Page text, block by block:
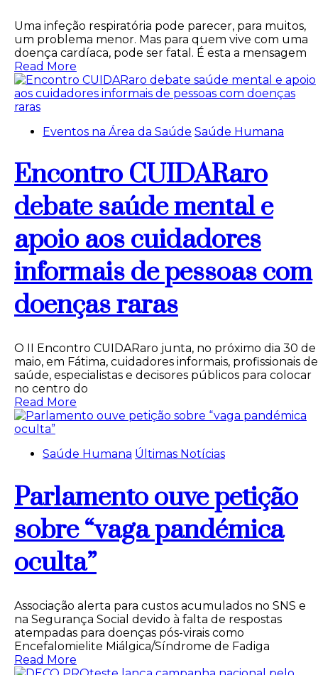
Uma infeção respiratória pode parecer, para muitos,
um problema menor. Mas para quem vive com uma
doença cardíaca, pode ser fatal. É esta a mensagem
Read More
Eventos na Área da Saúde Saúde Humana
Encontro CUIDARaro
debate saúde mental e
apoio aos cuidadores
informais de pessoas com
doenças raras
O II Encontro CUIDARaro junta, no próximo dia 30 de
maio, em Fátima, cuidadores informais, profissionais de
saúde, especialistas e decisores públicos para colocar
no centro do
Read More
Saúde Humana Últimas Notícias
Parlamento ouve petição
sobre “vaga pandémica
oculta”
Associação alerta para custos acumulados no SNS e
na Segurança Social devido à falta de respostas
atempadas para doenças pós-virais como
Encefalomielite Miálgica/Síndrome de Fadiga
Read More